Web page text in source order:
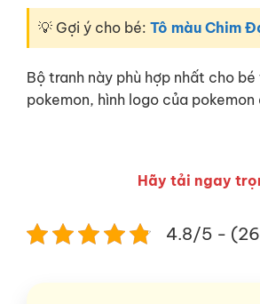
💡 Gợi ý cho bé: Tô màu Chim
Bộ tranh này phù hợp nhất cho
pokemon, hình logo của pokemon
Hãy tải ngay
4.8/5 -